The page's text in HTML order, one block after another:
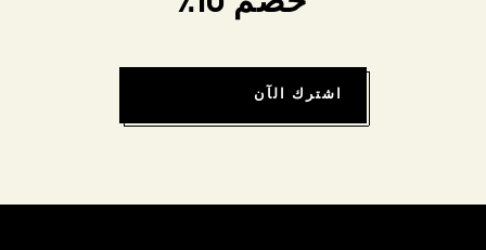
اشترك الآن